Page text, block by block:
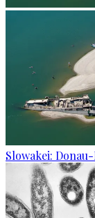
Slowakei: